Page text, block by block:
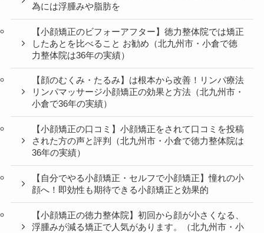
為には浮腫みや脂肪を
【小顔矯正のビフォーアフター】徳力整体院では矯正
したあとを比べること お勧め（北九州市・小倉で徳
力整体院は36年の実績）
【顔のむくみ・たるみ】は根本から改善！リンパ療法
リンパマッサージ小顔矯正の効果と方法（北九州市・
小倉で36年の実績）
【小顔矯正の口コミ】小顔矯正をされて口コミを投稿
された方の声と評判（北九州市・小倉で徳力整体院は
36年の実績）
【自分でやる小顔矯正・セルフで小顔矯正】憧れの小
顔へ！即効性も期待できる小顔矯正と効果的
【小顔矯正の徳力整体院】初回から顔が小さくなる、
浮腫みが減る矯正で人気があります。（北九州市・小